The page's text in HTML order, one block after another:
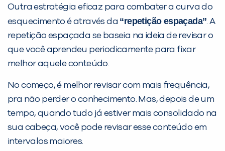
Outra estratégia eficaz para combater a curva do
esquecimento é através da “repetição espaçada”. A
repetição espaçada se baseia na ideia de revisar o
que você aprendeu periodicamente para fixar
melhor aquele conteúdo.
No começo, é melhor revisar com mais frequência,
pra não perder o conhecimento. Mas, depois de um
tempo, quando tudo já estiver mais consolidado na
sua cabeça, você pode revisar esse conteúdo em
intervalos maiores.